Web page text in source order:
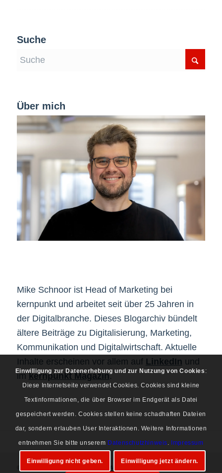
Suche
Über mich
Mike Schnoor ist Head of Marketing bei
kernpunkt und arbeitet seit über 25 Jahren in
der Digitalbranche. Dieses Blogarchiv bündelt
ältere Beiträge zu Digitalisierung, Marketing,
Kommunikation und Digitalwirtschaft. Aktuelle
Inhalte erscheinen vor allem auf LinkedIn und
imkernpunkt Magazin.
© Copyright 1997-2026 Mike Schnoor. Alle Rechte vorbehalten.
Einwilligung zur Datenerhebung und zur Nutzung von Cookies :
Diese Internetseite verwendet Cookies. Cookies sind kleine
Textinformationen, die über Browser im Endgerät als Datei
gespeichert werden. Cookies stellen keine schadhaften Dateien
dar, sondern erlauben User Interaktionen. Weitere Informationen
entnehmen Sie bitte unserem Datenschutzhinweis. Impressum
Einwilligung nicht geben. Einwilligung jetzt ändern.